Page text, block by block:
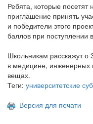
Ребята, которые
приглашение принять
и победители этого
баллов при
Школьникам расскажут о
в медицине, инженерных
вещах.
Теги: университетские
Версия для печати